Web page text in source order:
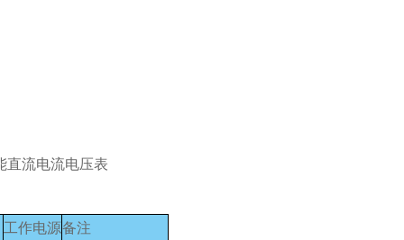
工作电源备注